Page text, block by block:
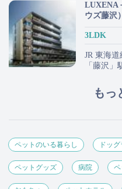
LUXENA
ウズ藤沢）
3LDK
JR 東海
「藤沢
もっ
ペットのいる暮らし ドッ
ペットグッズ 病院 ペ